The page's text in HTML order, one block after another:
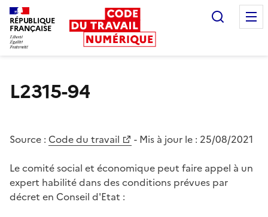
RÉPUBLIQUE
FRANÇAISE
L2315-94
Source : Code du travail - Mis à jour le : 25/08/2021
Le comité social et économique peut faire appel à un
expert habilité dans des conditions prévues par
décret en Conseil d'Etat :